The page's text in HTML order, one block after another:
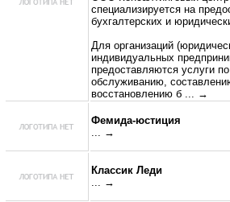
специализируется на
бухгалтерских и
Для организаций
индивидуальных
предоставляются услуги
обслуживанию,
восстановлению б
... →
Фемида-юстиция
... →
Классик Леди
... →